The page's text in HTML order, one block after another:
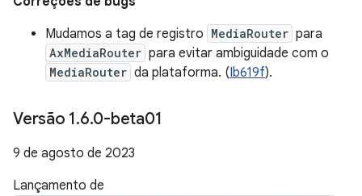
Mudamos a tag de registro MediaRouter para
AxMediaRouter para evitar ambiguidade com o
MediaRouter da plataforma. (Ib619f).
Versão 1.6.0-beta01
9 de agosto de 2023
Lançamento de